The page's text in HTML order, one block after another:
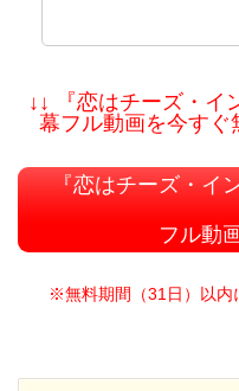
↓↓ 『恋はチーズ・イ
幕フル動画を今すぐ
『恋はチーズ・イ
フル動
※無料期間（31日）以内